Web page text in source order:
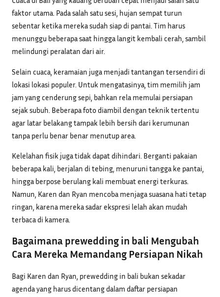
faktor utama. Pada salah satu sesi, hujan sempat turun
sebentar ketika mereka sudah siap di pantai. Tim harus
menunggu beberapa saat hingga langit kembali cerah, sambil
melindungi peralatan dari air.
Selain cuaca, keramaian juga menjadi tantangan tersendiri di
lokasi lokasi populer. Untuk mengatasinya, tim memilih jam
jam yang cenderung sepi, bahkan rela memulai persiapan
sejak subuh. Beberapa foto diambil dengan teknik tertentu
agar latar belakang tampak lebih bersih dari kerumunan
tanpa perlu benar benar menutup area.
Kelelahan fisik juga tidak dapat dihindari. Berganti pakaian
beberapa kali, berjalan di tebing, menuruni tangga ke pantai,
hingga berpose berulang kali membuat energi terkuras.
Namun, Karen dan Ryan mencoba menjaga suasana hati tetap
ringan, karena mereka sadar ekspresi lelah akan mudah
terbaca di kamera.
Bagaimana prewedding in bali Mengubah
Cara Mereka Memandang Persiapan Nikah
Bagi Karen dan Ryan, prewedding in bali bukan sekadar
agenda yang harus dicentang dalam daftar persiapan